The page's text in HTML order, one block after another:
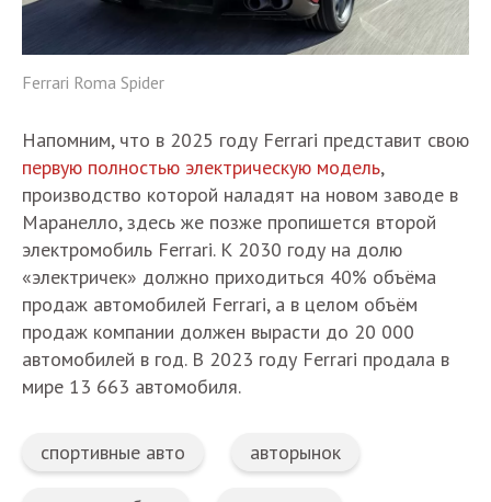
Ferrari Roma Spider
Напомним, что в 2025 году Ferrari представит свою
первую полностью электрическую модель,
производство которой наладят на новом заводе в
Маранелло, здесь же позже пропишется второй
электромобиль Ferrari. К 2030 году на долю
«электричек» должно приходиться 40% объёма
продаж автомобилей Ferrari, а в целом объём
продаж компании должен вырасти до 20 000
автомобилей в год. В 2023 году Ferrari продала в
мире 13 663 автомобиля.
спортивные авто авторынок